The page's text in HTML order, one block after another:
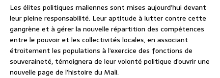
Les élites politiques maliennes sont mises aujourd’hui devant
leur pleine responsabilité. Leur aptitude à lutter contre cette
gangrène et à gérer la nouvelle répartition des compétences
entre le pouvoir et les collectivités locales, en associant
étroitement les populations à l’exercice des fonctions de
souveraineté, témoignera de leur volonté politique d’ouvrir une
nouvelle page de l’histoire du Mali.